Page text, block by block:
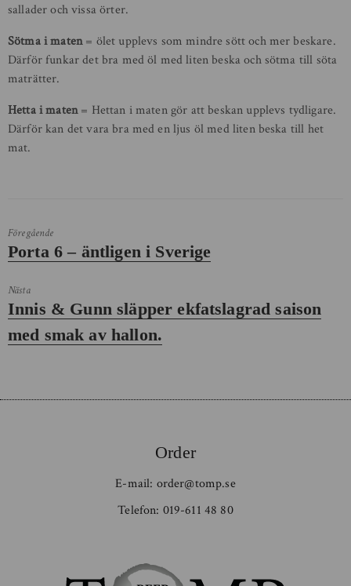
sallader och vissa örter.
Sötma i maten= ölet upplevs som mindre sött och mer beskare.
Därför funkar det bra med öl med liten beska och sötma till söta
maträtter.
Hetta i maten= Hettan i maten gör att beskan upplevs tydligare.
Därför kan det vara bra med en ljus öl med liten beska till het
mat.
Föregående
Föregående
inlägg:
Porta 6 – äntligen i Sverige
Nästa
Nästa
inlägg:
Innis & Gunn släpper ekfatslagrad saison
med smak av hallon.
Order
E-mail: order@tomp.se
Telefon: 019-611 48 80